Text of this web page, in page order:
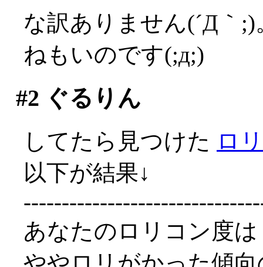
な訳ありません(´Д｀
ねもいのです(;д;)
#2 ぐるりん
してたら見つけた ロ
以下が結果↓
あなたのロリコン度